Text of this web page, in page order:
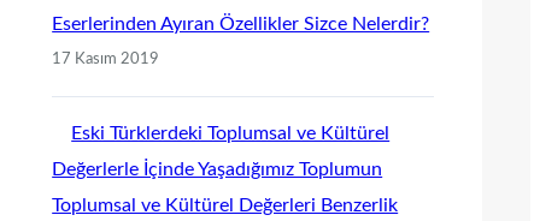
Eserlerinden Ayıran Özellikler Sizce Nelerdir?
17 Kasım 2019
Eski Türklerdeki Toplumsal ve Kültürel
Değerlerle İçinde Yaşadığımız Toplumun
Toplumsal ve Kültürel Değerleri Benzerlik